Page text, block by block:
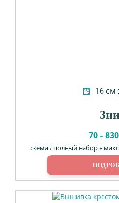
16 см
70 –
схема / полный набор в